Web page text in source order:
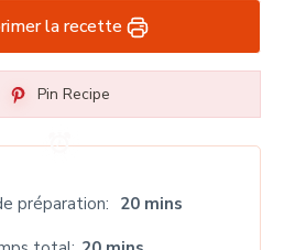
la recette
Pin Recipe
préparation
20 mins